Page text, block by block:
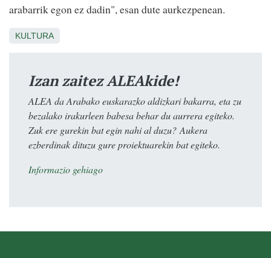
arabarrik egon ez dadin", esan dute aurkezpenean.
KULTURA
Izan zaitez ALEAkide!
ALEA da Arabako euskarazko aldizkari bakarra, eta zu
bezalako irakurleen babesa behar du aurrera egiteko.
Zuk ere gurekin bat egin nahi al duzu? Aukera
ezberdinak dituzu gure proiektuarekin bat egiteko.
Informazio gehiago